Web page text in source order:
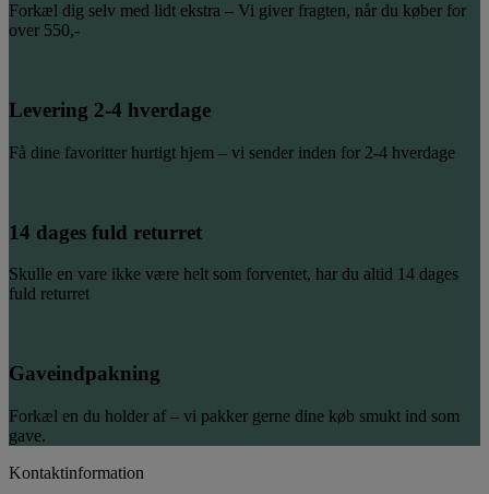
Forkæl dig selv med lidt ekstra – Vi giver fragten, når du køber for
over 550,-
Levering 2-4 hverdage
Få dine favoritter hurtigt hjem – vi sender inden for 2-4 hverdage
14 dages fuld returret
Skulle en vare ikke være helt som forventet, har du altid 14 dages
fuld returret
Gaveindpakning
Forkæl en du holder af – vi pakker gerne dine køb smukt ind som
gave.
Kontaktinformation